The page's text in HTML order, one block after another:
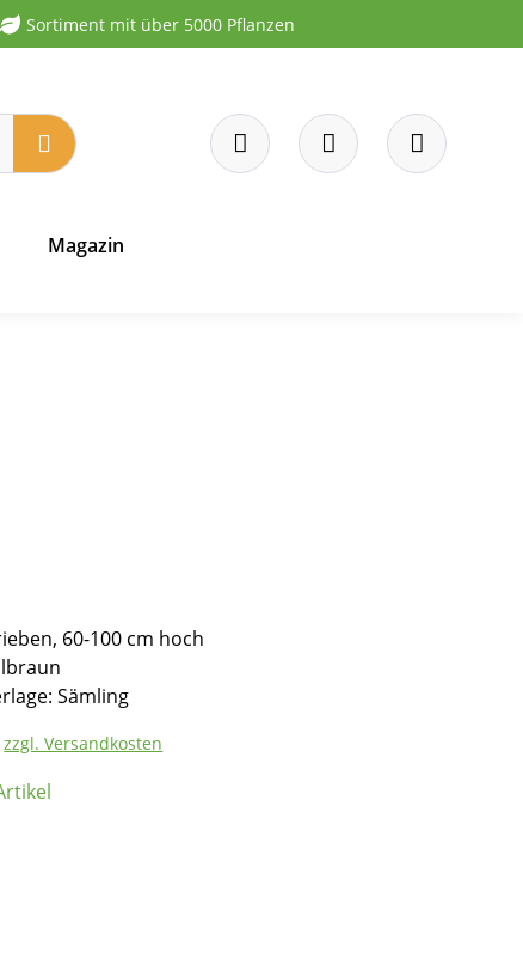
Sortiment mit über 5000 Pflanzen
Magazin
60-100 cm hoch
Sämling
zzgl. Versandkosten